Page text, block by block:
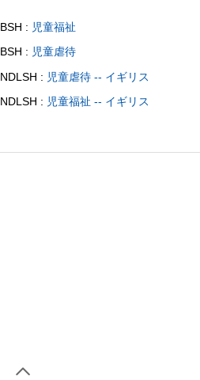
BSH : 児童福祉
BSH : 児童虐待
NDLSH : 児童虐待 -- イギリス
NDLSH : 児童福祉 -- イギリス